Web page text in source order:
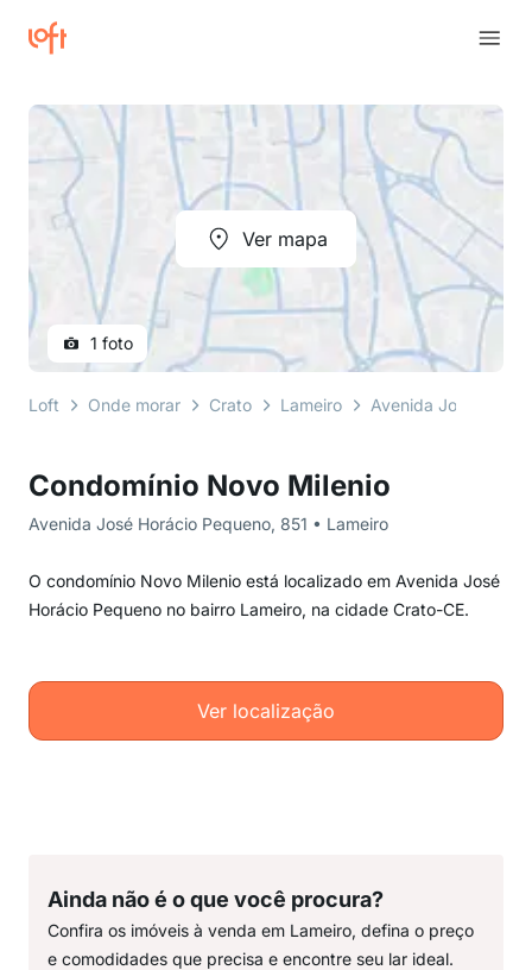
Condomínio Novo Milenio
Avenida José Horácio Pequeno, 851 • Lameiro
O condomínio Novo Milenio está localizado em Avenida José
Horácio Pequeno no bairro Lameiro, na cidade Crato-CE.
Ver localização
Ver mapa
1 foto
Loft Onde morar Crato Lameiro Avenida José
Ainda não é o que você procura?
Confira os imóveis à venda em Lameiro, defina o preço
e comodidades que precisa e encontre seu lar ideal.